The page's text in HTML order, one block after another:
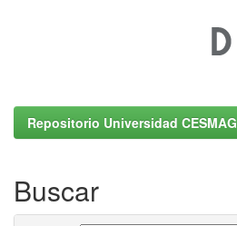
Repositorio Universidad CESMAG
Buscar